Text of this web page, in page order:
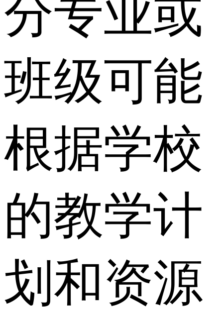
分专业或
班级可能
根据学校
的教学计
划和资源